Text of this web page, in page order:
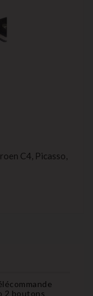
C4, Picasso,
2 boutons